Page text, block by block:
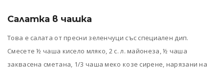
Салатка в чашка
Това е салата от пресни зеленчуци със специален дип.
Смесете ½ чаша кисело мляко, 2 с. л. майонеза, ½ чаша
заквасена сметана, 1/3 чаша меко козе сирене, нарязани на